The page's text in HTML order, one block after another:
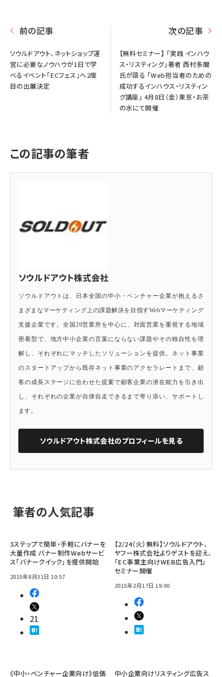
前の記事
ソウルドアウト、ネットショップ運
営に必要なノウハウが1日で学
べるイベント「ECフェス」へ2度
目の出展決定
次の記事
【無料セミナー】 「実践 インハウ
ス・リスティング」著者 西村多聞
氏が語る 「Web担当者のための
成功するインハウス・リスティン
グ講座」 4月8日（金）東京・お茶
の水にて開催
この記事の筆者
ソウルドアウト株式会社
ソウルドアウトは、日本全国の中小・ベンチャー企業が抱えるさ
まざまなマーケティング上の課題解決を目指すWebマーケティング
支援企業です。全国20営業所を中心に、対面営業を重視する地域
密着型で、地方中小企業の言葉にならない課題やその独自性を理
解し、それぞれにマッチしたソリューションを提供。ネット事業
のスタートアップから既存ネット事業のアクセラレートまで、顧
客の成長ステージに合わせた提案で顧客企業の潜在能力を引き出
し、それぞれの企業が自律自走できるまで寄り添い、サポートし
ます。
ソウルドアウト株式会社のプロフィールを見る
筆者の人気記事
3ステップで簡単・手軽にバナーを
大量作成 バナー制作Webサービ
ス「バナークイック」を提供開始
2015年8月31日 10:57
21
【2/24（火）無料】ソウルドアウト、
ヤフー株式会社よりゲストを迎え、
「EC事業主向けWEB広告入門」
セミナー開催
2015年2月17日 19:00
《中小・ベンチャー企業向け》低価 中小企業向けリスティング広告ス